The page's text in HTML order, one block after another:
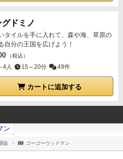
グドミノ
タイルを手に入れて、森や海、草原の
自分の王国を広げよう！
（税込）
4人 15～20分 49件
カートに追加する
販 ゴーゴーウッドマン